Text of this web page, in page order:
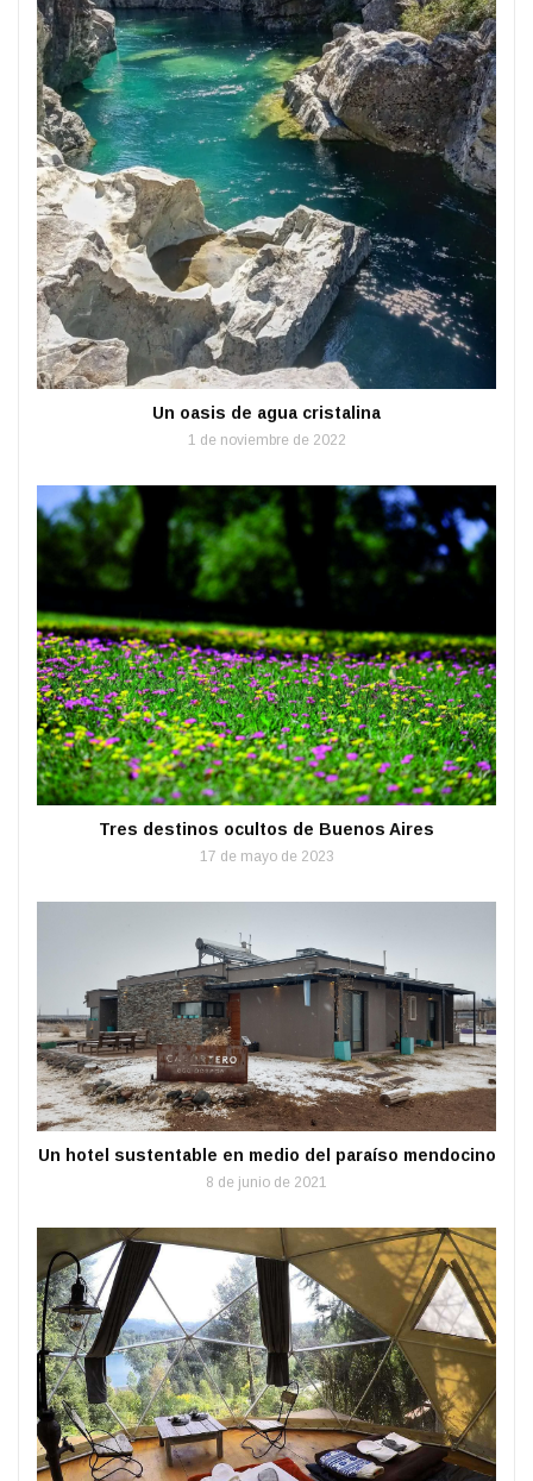
Un oasis de agua cristalina
1 de noviembre de 2022
Tres destinos ocultos de Buenos Aires
17 de mayo de 2023
Un hotel sustentable en medio del paraíso mendocino
8 de junio de 2021